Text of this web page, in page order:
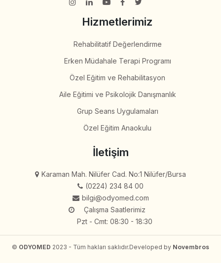
Hizmetlerimiz
Rehabilitatif Değerlendirme
Erken Müdahale Terapi Programı
Özel Eğitim ve Rehabilitasyon
Aile Eğitimi ve Psikolojik Danışmanlık
Grup Seans Uygulamaları
Özel Eğitim Anaokulu
İletişim
Karaman Mah. Nilüfer Cad. No:1 Nilüfer/Bursa
(0224) 234 84 00
bilgi@odyomed.com
Çalışma Saatlerimiz
Pzt - Cmt: 08:30 - 18:30
© ODYOMED 2023 - Tüm hakları saklıdır.Developed by Novembros